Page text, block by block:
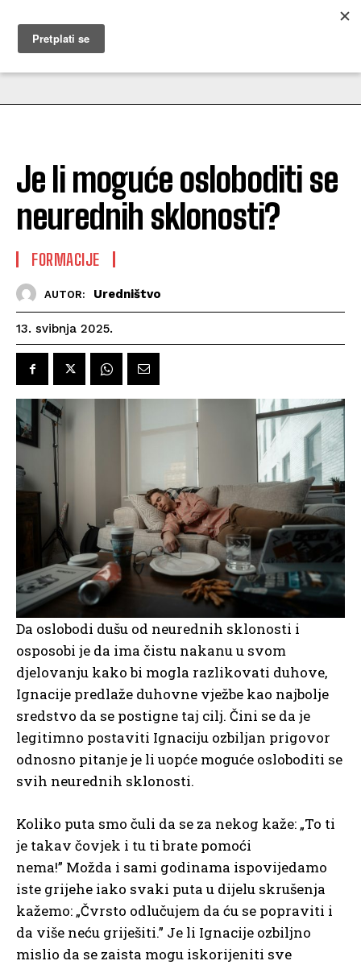
MUŽEVNI BUDITE
Je li moguće osloboditi se
neurednih sklonosti?
FORMACIJE
AUTOR: Uredništvo
13. svibnja 2025.
Da oslobodi dušu od neurednih sklonosti i
osposobi je da ima čistu nakanu u svom
djelovanju kako bi mogla razlikovati duhove,
Ignacije predlaže duhovne vježbe kao najbolje
sredstvo da se postigne taj cilj. Čini se da je
legitimno postaviti Ignaciju ozbiljan prigovor
odnosno pitanje je li uopće moguće osloboditi se
svih neurednih sklonosti.
Koliko puta smo čuli da se za nekog kaže: „To ti
je takav čovjek i tu ti brate pomoći
nema!” Možda i sami godinama ispovijedamo
iste grijehe iako svaki puta u dijelu skrušenja
kažemo: „Čvrsto odlučujem da ću se popraviti i
da više neću griješiti.” Je li Ignacije ozbiljno
mislio da se zaista mogu iskorijeniti sve